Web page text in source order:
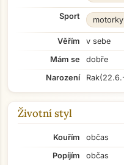
Sport motorky
Věřím
v sebe
Mám se
dobře
Narození
Rak
Životní styl
Kouřím
občas
Popíjím
občas